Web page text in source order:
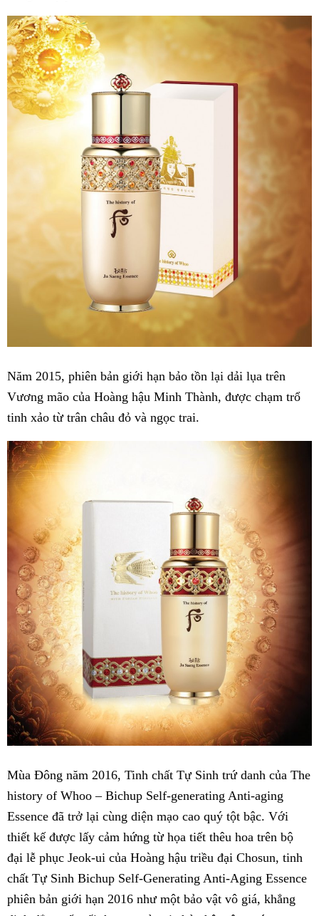
Năm 2015, phiên bản giới hạn bảo tồn lại dải lụa trên
Vương mão của Hoàng hậu Minh Thành, được chạm trổ
tinh xảo từ trân châu đỏ và ngọc trai.
Mùa Đông năm 2016, Tinh chất Tự Sinh trứ danh của The
history of Whoo – Bichup Self-generating Anti-aging
Essence đã trở lại cùng diện mạo cao quý tột bậc. Với
thiết kế được lấy cảm hứng từ họa tiết thêu hoa trên bộ
đại lễ phục Jeok-ui của Hoàng hậu triều đại Chosun, tinh
chất Tự Sinh Bichup Self-Generating Anti-Aging Essence
phiên bản giới hạn 2016 như một bảo vật vô giá, khẳng